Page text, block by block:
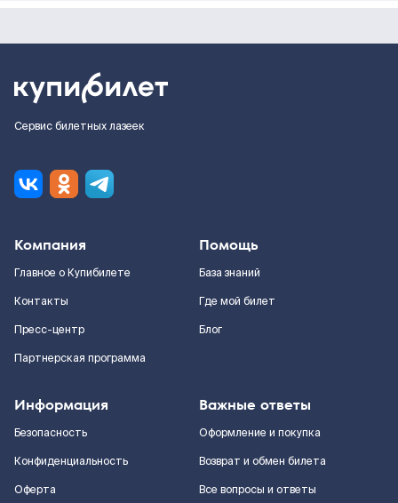
Сервис билетных лазеек
Компания
Главное о Купибилете
Контакты
Пресс-центр
Партнерская программа
Помощь
База знаний
Где мой билет
Блог
Информация
Безопасность
Конфиденциальность
Оферта
Важные ответы
Оформление и покупка
Возврат и обмен билета
Все вопросы и ответы